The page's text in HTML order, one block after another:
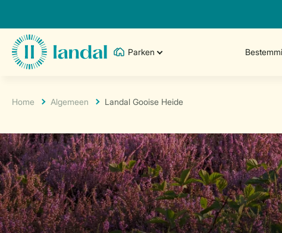
Parken
Home Algemeen Landal Gooise Heide